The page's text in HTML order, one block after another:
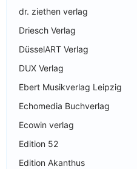
dr. ziethen verlag
Driesch Verlag
DüsselART Verlag
DUX Verlag
Ebert Musikverlag Leipzig
Echomedia Buchverlag
Ecowin verlag
Edition 52
Edition Akanthus